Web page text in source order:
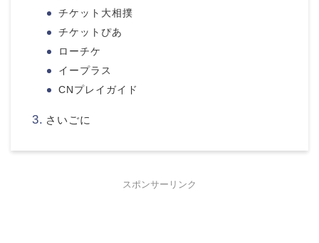
チケット大相撲
チケットぴあ
ローチケ
イープラス
CNプレイガイド
さいごに
スポンサーリンク